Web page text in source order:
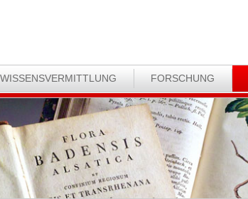
WISSENSVERMITTLUNG FORSCHUNG